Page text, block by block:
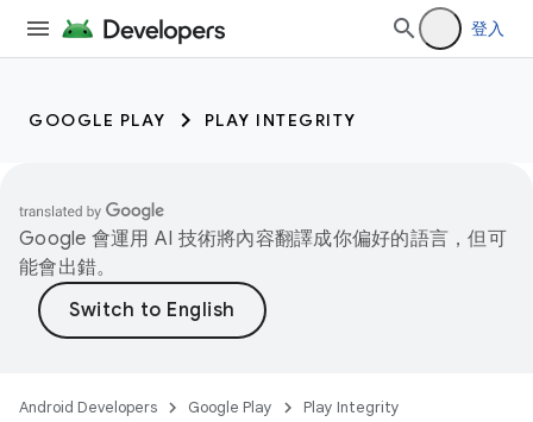
登入
GOOGLE PLAY PLAY INTEGRITY
Google 會運用 AI 技術將內容翻譯成你偏好的語言，但可
能會出錯。
Android Developers Google Play Play Integrity